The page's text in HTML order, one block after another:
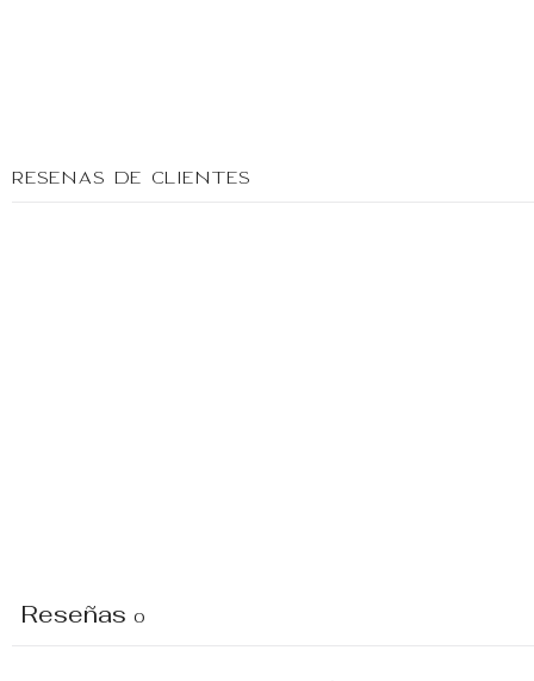
Reseñas de clientes
Reseñas 0